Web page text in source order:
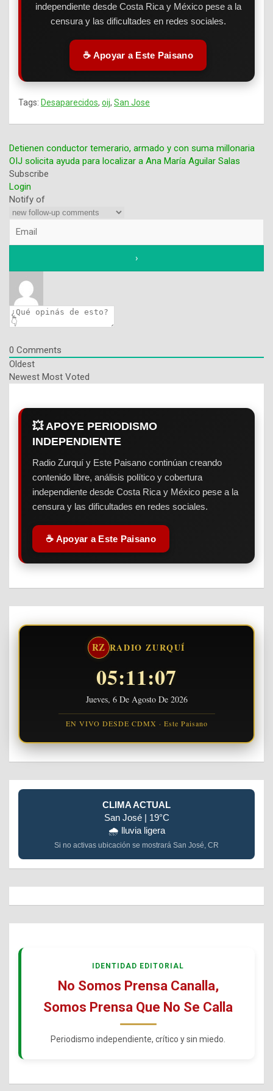
independiente desde Costa Rica y México pese a la
censura y las dificultades en redes sociales.
☕ Apoyar a Este Paisano
Tags: Desaparecidos, oij, San Jose
Navegación
de
entradas
Detienen conductor temerario, armado y con suma millonaria
OIJ solicita ayuda para localizar a Ana María Aguilar Salas
Subscribe
Login
Notify of
0 Comments
Oldest
Newest Most Voted
💥 APOYE PERIODISMO
INDEPENDIENTE
Radio Zurquí y Este Paisano continúan creando
contenido libre, análisis político y cobertura
independiente desde Costa Rica y México pese a la
censura y las dificultades en redes sociales.
☕ Apoyar a Este Paisano
RZ RADIO ZURQUÍ
05:11:08
Jueves, 6 De Agosto De 2026
EN VIVO DESDE CDMX · Este Paisano
CLIMA ACTUAL
San José | 19°C
🌧️ lluvia ligera
Si no activas ubicación se mostrará San José, CR
IDENTIDAD EDITORIAL
No Somos Prensa Canalla,
Somos Prensa Que No Se Calla
Periodismo independiente, crítico y sin miedo.